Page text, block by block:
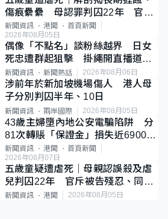
傷痕纍纍 母認罪判囚22年 官斥
冷血：同類案最惡劣
新聞資訊 港聞
首頁新聞
2026年08月05日
偶像「不點名」談粉絲越界 日女
死忠遭群起狙擊 掛繩開直播道歉
後輕生
新聞資訊 新聞熱話 2026年08月06日
涉前年於新加坡機場傷人 港人母
子分別判囚半年、10日
新聞資訊 兩岸國際 2026年08月05日
43歲主婦墮內地公安電騙陷阱 分
81次轉賬「保證金」損失近6900萬
元
新聞資訊 港聞
首頁新聞
2026年08月07日
五歲童疑遭虐死｜母親認誤殺及虐
兒判囚22年 官斥被告殘忍、同類
案最惡劣
新聞資訊 港聞 2026年08月05日